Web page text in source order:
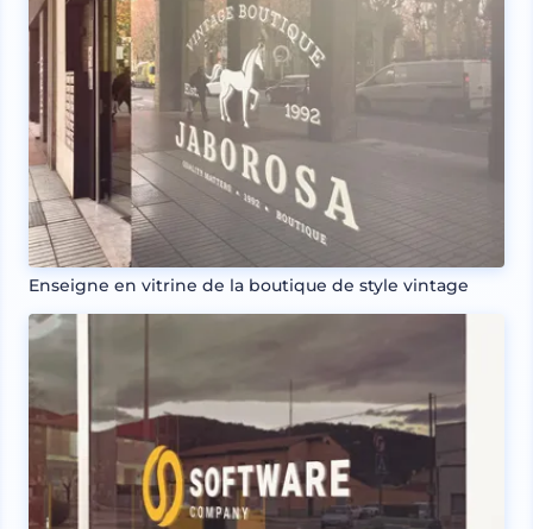
Enseigne en vitrine de la boutique de style vintage